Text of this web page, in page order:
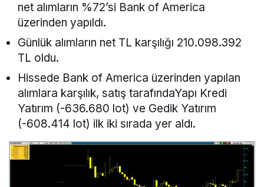
net alımların %72’si Bank of America
üzerinden yapıldı.
Günlük alımların net TL karşılığı 210.098.392
TL oldu.
Hissede Bank of America üzerinden yapılan
alımlara karşılık, satış tarafındaYapı Kredi
Yatırım (-636.680 lot) ve Gedik Yatırım
(-608.414 lot) ilk iki sırada yer aldı.